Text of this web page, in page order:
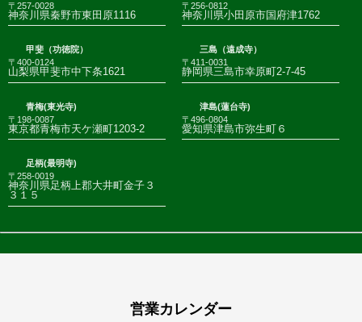
〒257-0028
神奈川県秦野市東田原1116
〒256-0812
神奈川県小田原市国府津1762
甲斐（功徳院）
〒400-0124
山梨県甲斐市中下条1621
三島（遠成寺）
〒411-0031
静岡県三島市幸原町2-7-45
青梅(東光寺)
〒198-0087
東京都青梅市天ケ瀬町1203-2
津島(蓮台寺)
〒496-0804
愛知県津島市弥生町６
足柄(最明寺)
〒258-0019
神奈川県足柄上郡大井町金子３
３１５
営業カレンダー